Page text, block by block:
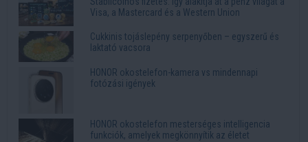
Visa, a Mastercard és a Western Union
Cukkinis tojáslepény serpenyőben – egyszerű és
laktató vacsora
HONOR okostelefon-kamera vs mindennapi
fotózási igények
HONOR okostelefon mesterséges intelligencia
funkciók, amelyek megkönnyítik az életet